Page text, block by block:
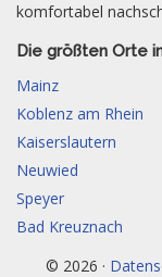
komfortabel
Die größten Orte
Mainz
Koblenz am Rhein
Kaiserslautern
Neuwied
Speyer
Bad Kreuznach
© 2026 ·